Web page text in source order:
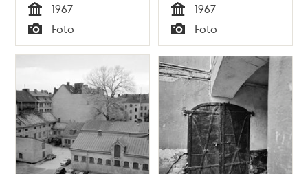
Tid
1967
Typ
Foto Tid
1967
Typ
Foto